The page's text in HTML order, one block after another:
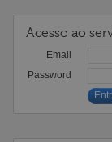
Acesso ao
Email
Password